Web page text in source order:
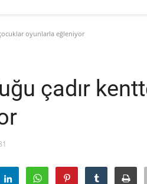
oyunlarla eğleniyor
çadır